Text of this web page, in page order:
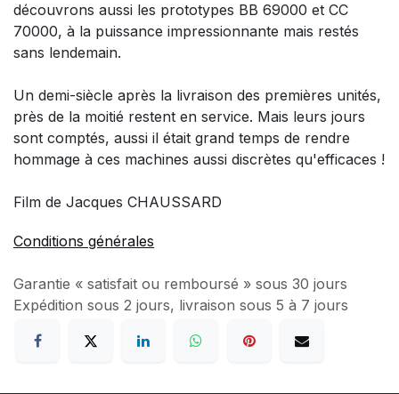
découvrons aussi les prototypes BB 69000 et CC
70000, à la puissance impressionnante mais restés
sans lendemain.
Un demi-siècle après la livraison des premières unités,
près de la moitié restent en service. Mais leurs jours
sont comptés, aussi il était grand temps de rendre
hommage à ces machines aussi discrètes qu'efficaces !
Film de Jacques CHAUSSARD
Conditions générales
Garantie « satisfait ou remboursé » sous 30 jours
Expédition sous 2 jours, livraison sous 5 à 7 jours